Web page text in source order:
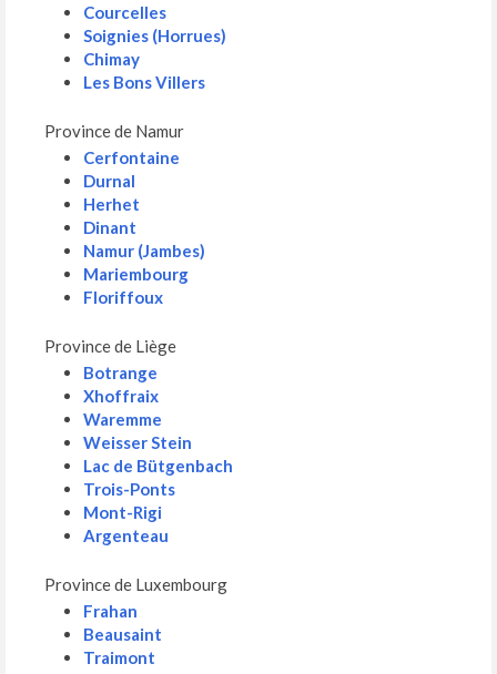
Courcelles
Soignies (Horrues)
Chimay
Les Bons Villers
Province de Namur
Cerfontaine
Durnal
Herhet
Dinant
Namur (Jambes)
Mariembourg
Floriffoux
Province de Liège
Botrange
Xhoffraix
Waremme
Weisser Stein
Lac de Bütgenbach
Trois-Ponts
Mont-Rigi
Argenteau
Province de Luxembourg
Frahan
Beausaint
Traimont